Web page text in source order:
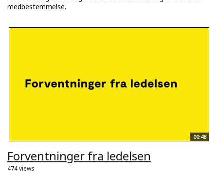
medbestemmelse.
00:48
Forventninger fra ledelsen
474 views